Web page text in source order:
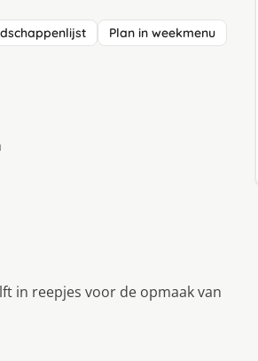
Plan in weekmenu
in reepjes voor de opmaak van